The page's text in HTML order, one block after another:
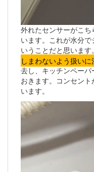
外れたセンサーがこ
います。これが水分
いうことだと思います。
しまわないよう扱いに
去し、キッチンペー
おきます。コンセン
います。